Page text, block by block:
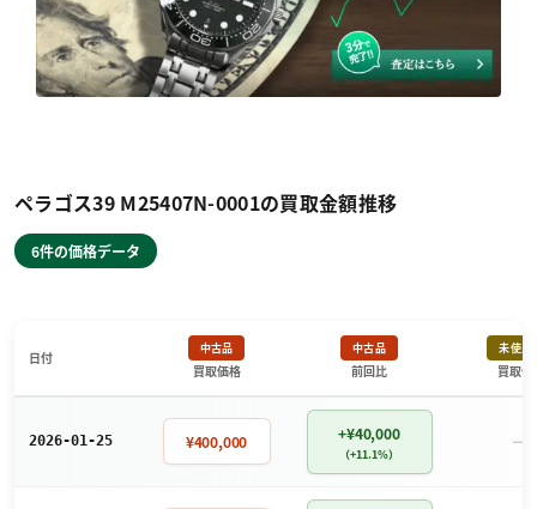
ペラゴス39 M25407N-0001の買取金額推移
6件の価格データ
日付
中古品
買取価格
中古品
前回比
未使用
買取価
2026-01-25 ¥400,000 +¥40,000
（+11.1%） －